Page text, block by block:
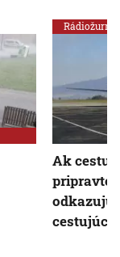
Rádiožurnál
Ak
pripravte
odkazujú